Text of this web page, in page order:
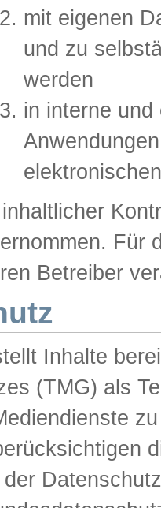
mit eigenen
und zu
werden
in interne
Für
Betreiber
Inhalte
(TMG) als